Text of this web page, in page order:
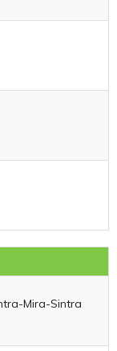
Mira-Sintra